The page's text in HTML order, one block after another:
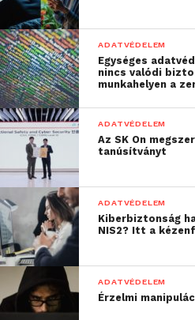
A német cég a fejlesztéstől
lesz megállítani a jövőben
zsarolóvírusokat is. A héten
termékek már tartalmazzák a
technológiát, amely
verziókban már egy ideje
tesztelésre került és
vírusvédelmét
főiskola, valamint állami
ADATVÉDELEM
Egységes
nincs valódi
munkahelyen a
ADATVÉDELEM
Az SK On
tanúsítványt
ADATVÉDELEM
Kiberbiztonság
NIS2? Itt a
ADATVÉDELEM
Érzelmi